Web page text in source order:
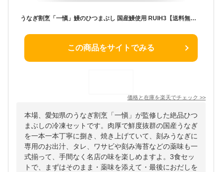
うなぎ割烹「一愼」鰻のひつまぶし 国産鰻使用 RUIH3【送料無料】 / お取り寄せ 通販 プレゼント ギフト お歳暮 おすすめ /
この商品をサイトでみる
価格と在庫を楽天でチェック >>
本場、愛知県のうなぎ割烹「一愼」が監修した絶品ひつ
まぶしの冷凍セットです。肉厚で鮮度抜群の国産うなぎ
を一本一本丁寧に捌き、焼き上げていて、刻みうなぎに
専用のお出汁、タレ、ワサビや刻み海苔などの薬味も一
式揃って、手間なく名店の味を楽しめますよ。3食セッ
トで、まずはそのまま・薬味を添えて・最後におだしを